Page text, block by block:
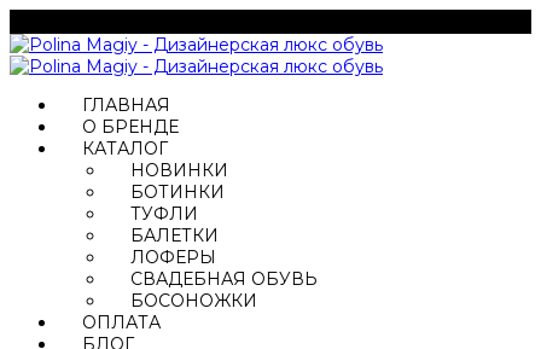
ГЛАВНАЯ
О БРЕНДЕ
КАТАЛОГ
НОВИНКИ
БОТИНКИ
ТУФЛИ
БАЛЕТКИ
ЛОФЕРЫ
СВАДЕБНАЯ ОБУВЬ
БОСОНОЖКИ
ОПЛАТА
БЛОГ